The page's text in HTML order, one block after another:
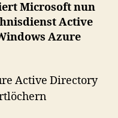
Microsoft nun
Active
Azure